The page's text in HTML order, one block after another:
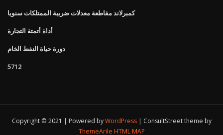
كمبرلاند مقاطعة معدلات ضريبة الممتلكات سنويا
أداة أتمتة التجارة
دورة حياة النفط الخام
5712
Copyright © 2021 | Powered byWordPress
ConsultStreet theme by
ThemeArile HTML MAP